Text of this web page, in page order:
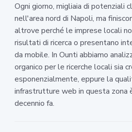
Ogni giorno, migliaia di potenziali
nell'area nord di Napoli, ma
altrove perché le imprese locali
risultati di ricerca o presentano
da mobile. In Ounti abbiamo
organico per le ricerche locali sia
esponenzialmente, eppure la
infrastrutture web in questa zona
decennio fa.